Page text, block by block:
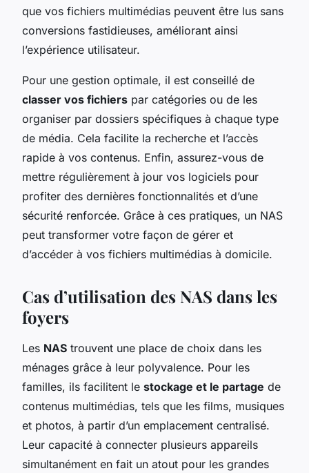
que vos fichiers multimédias peuvent être lus sans
conversions fastidieuses, améliorant ainsi
l’expérience utilisateur.
Pour une gestion optimale, il est conseillé de
classer vos fichiers par catégories ou de les
organiser par dossiers spécifiques à chaque type
de média. Cela facilite la recherche et l’accès
rapide à vos contenus. Enfin, assurez-vous de
mettre régulièrement à jour vos logiciels pour
profiter des dernières fonctionnalités et d’une
sécurité renforcée. Grâce à ces pratiques, un NAS
peut transformer votre façon de gérer et
d’accéder à vos fichiers multimédias à domicile.
Cas d’utilisation des NAS dans les
foyers
Les NAS trouvent une place de choix dans les
ménages grâce à leur polyvalence. Pour les
familles, ils facilitent le stockage et le partage de
contenus multimédias, tels que les films, musiques
et photos, à partir d’un emplacement centralisé.
Leur capacité à connecter plusieurs appareils
simultanément en fait un atout pour les grandes